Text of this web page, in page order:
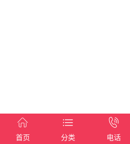

首页

分类

电话